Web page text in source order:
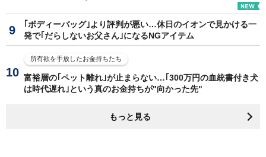
｢ボディーバッグ｣より評判が悪い…休日のイオンで見かける一
発で｢だらしないお父さん｣になるNGアイテム
所有欲を手放したお金持ちたち
富裕層の｢ペット離れ｣が止まらない…｢300万円の血統書付き犬
は時代遅れ｣という真のお金持ちが"向かった先"
もっと見る